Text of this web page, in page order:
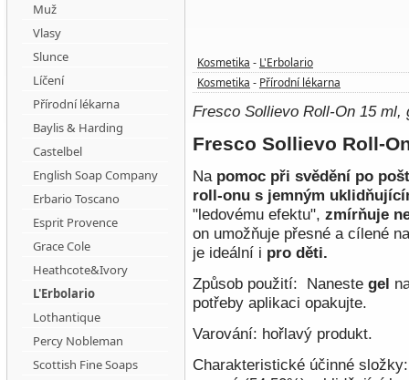
Kosmetika - L'Erbolario
Kosmetika - Přírodní lékarna
Fresco Sollievo Roll-On 15 ml,
Fresco Sollievo Roll-
Na pomoc při svědění po
roll-onu s jemným
"ledovému efektu", zmírňuje
on umožňuje přesné a cílené
je ideální i pro děti.
Způsob použití: Naneste gel
potřeby aplikaci opakujte.
Varování: hořlavý produkt.
Charakteristické účinné
Muž
Vlasy
Slunce
Líčení
Přírodní lékarna
Baylis & Harding
Castelbel
English Soap Company
Erbario Toscano
Esprit Provence
Grace Cole
Heathcote&Ivory
L'Erbolario
Lothantique
Percy Nobleman
Scottish Fine Soaps